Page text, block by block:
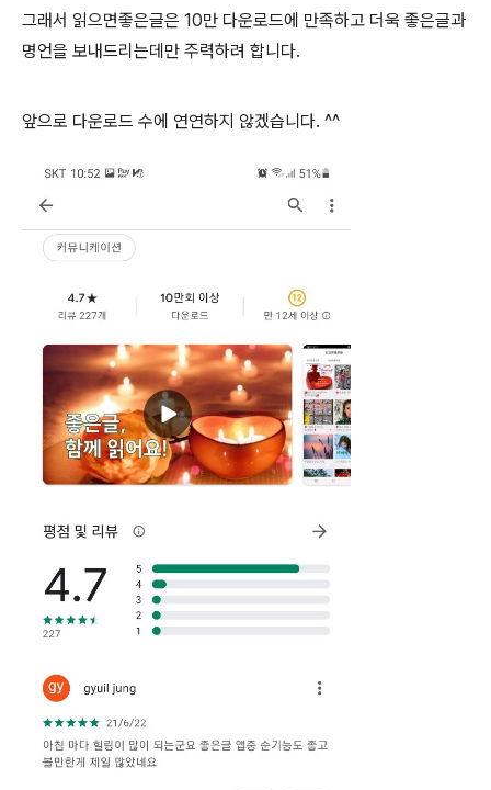
그래서 읽으면좋은글은 10만 다운로드에 만족하고 더욱 좋은글과
명언을 보내드리는데만 주력하려 합니다.
앞으로 다운로드 수에 연연하지 않겠습니다. ^^